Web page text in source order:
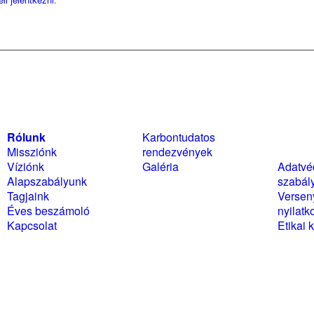
Rólunk
Missziónk
Víziónk
Alapszabályunk
Tagjaink
Éves beszámoló
Kapcsolat
Karbontudatos
rendezvények
Galéria
Etikai